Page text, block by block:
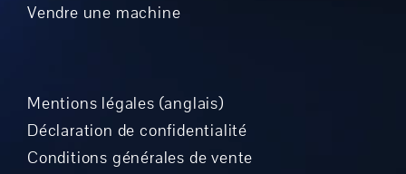
Vendre une machine
Mentions légales (anglais)
Déclaration de confidentialité
Conditions générales de vente